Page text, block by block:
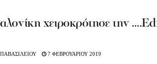
χειροκρότησε την
7 ΦΕΒΡΟΥΑΡΙΟΥ 2019